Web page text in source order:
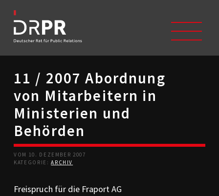
START
ÜBER UNS
Trägerverein
Beschwerdeausschüsse
Mitglieder
Studium/Ausbildung
KODIZES
11 / 2007 Abordnung
von Mitarbeitern in
Ministerien und
Behörden
VOM 10. DEZEMBER 2007
KATEGORIE:ARCHIV
Freispruch für die Fraport AG